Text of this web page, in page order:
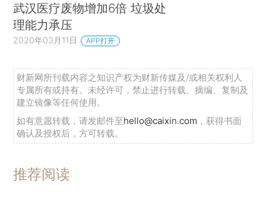
武汉医疗废物增加6倍 垃圾处
理能力承压
2020年03月11日 APP打开
财新网所刊载内容之知识产权为财新传媒及/或相关权利人
专属所有或持有。未经许可，禁止进行转载、摘编、复制及
建立镜像等任何使用。
如有意愿转载，请发邮件至hello@caixin.com ，获得书面
确认及授权后，方可转载。
推荐阅读